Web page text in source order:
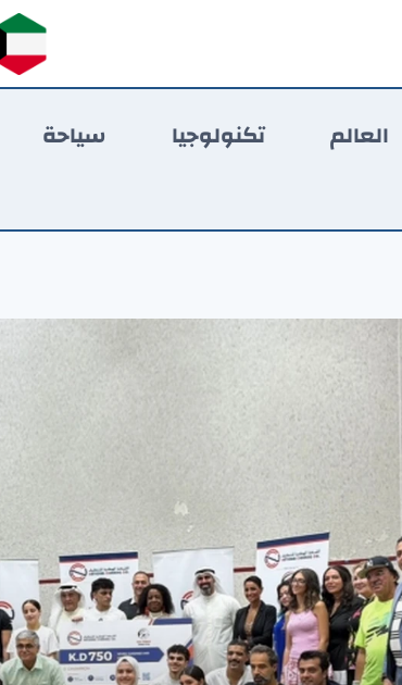
العالم تكنولوجيا سياحة